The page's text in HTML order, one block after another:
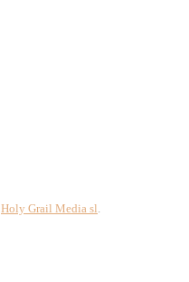
Holy Grail Media sl